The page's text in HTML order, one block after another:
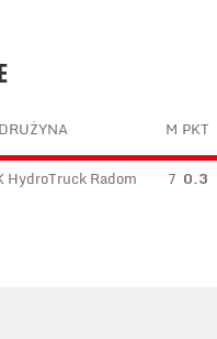
DRUŻYNA M PKT
HydroTruck Radom 7 0.3